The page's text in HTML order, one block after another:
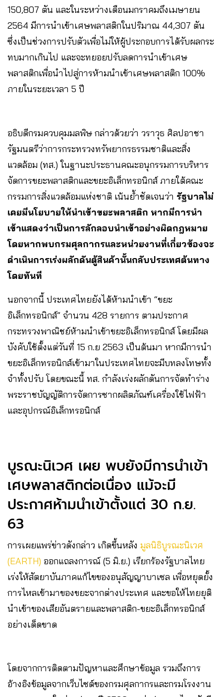
150,807 ตัน และในระหว่างเดือนมกราคมถึงเมษายน
2564 มีการนำเข้าเศษพลาสติกในปริมาณ 44,307 ตัน
ซึ่งเป็นช่วงการปรับตัวเพื่อไม่ให้ผู้ประกอบการได้รับผลกระ
ทบมากเกินไป และจะทยอยปรับลดการนำเข้าเศษ
พลาสติกเพื่อนำไปสู่การห้ามนำเข้าเศษพลาสติก 100%
ภายในระยะเวลา 5 ปี
อธิบดีกรมควบคุมมลพิษ กล่าวด้วยว่า วราวุธ ศิลปอาชา
รัฐมนตรีว่าการกระทรวงทรัพยากรธรรมชาติและสิ่ง
แวดล้อม (ทส.) ในฐานะประธานคณะอนุกรรมการบริหาร
จัดการขยะพลาสติกและขยะอิเล็กทรอนิกส์ ภายใต้คณะ
กรรมการสิ่งแวดล้อมแห่งชาติ เน้นย้ำชัดเจนว่า รัฐบาลไม่
เคยมีนโยบายให้นำเข้าขยะพลาสติก หากมีการนำ
เข้าแสดงว่าเป็นการลักลอบนำเข้าอย่างผิดกฎหมาย
โดยหากพบกรมศุลกากรและหน่วยงานที่เกี่ยวข้องจะ
ดำเนินการเร่งผลักดันตู้สินค้านั้นกลับประเทศต้นทาง
โดยทันที
นอกจากนี้ ประเทศไทยยังได้ห้ามนำเข้า “ขยะ
อิเล็กทรอนิกส์” จำนวน 428 รายการ ตามประกาศ
กระทรวงพาณิชย์ห้ามนำเข้าขยะอิเล็กทรอนิกส์ โดยมีผล
บังคับใช้ตั้งแต่วันที่ 15 ก.ย 2563 เป็นต้นมา หากมีการนำ
ขยะอิเล็กทรอนิกส์เข้ามาในประเทศไทยจะมีบทลงโทษทั้ง
จำทั้งปรับ โดยขณะนี้ ทส. กำลังเร่งผลักดันการจัดทำร่าง
พระราชบัญญัติการจัดการซากผลิตภัณฑ์เครื่องใช้ไฟฟ้า
และอุปกรณ์อิเล็กทรอนิกส์
บูรณะนิเวศ เผย พบยังมีการนำเข้า
เศษพลาสติกต่อเนื่อง แม้จะมี
ประกาศห้ามนำเข้าตั้งแต่ 30 ก.ย.
63
การเผยแพร่ข่าวดังกล่าว เกิดขึ้นหลัง มูลนิธิบูรณะนิเวศ
(EARTH) ออกแถลงการณ์ (5 มิ.ย.) เรียกร้องรัฐบาลไทย
เร่งให้สัตยาบันภาคแก้ไขของอนุสัญญาบาเซล เพื่อหยุดยั้ง
การไหลเข้ามาของขยะจากต่างประเทศ และขอให้ไทยยุติ
นำเข้าของเสียอันตรายและพลาสติก-ขยะอิเล็กทรอนิกส์
อย่างเด็ดขาด
โดยจากการติดตามปัญหาและศึกษาข้อมูล รวมถึงการ
อ้างอิงข้อมูลจากเว็บไซต์ของกรมศุลกากรและกรมโรงงาน